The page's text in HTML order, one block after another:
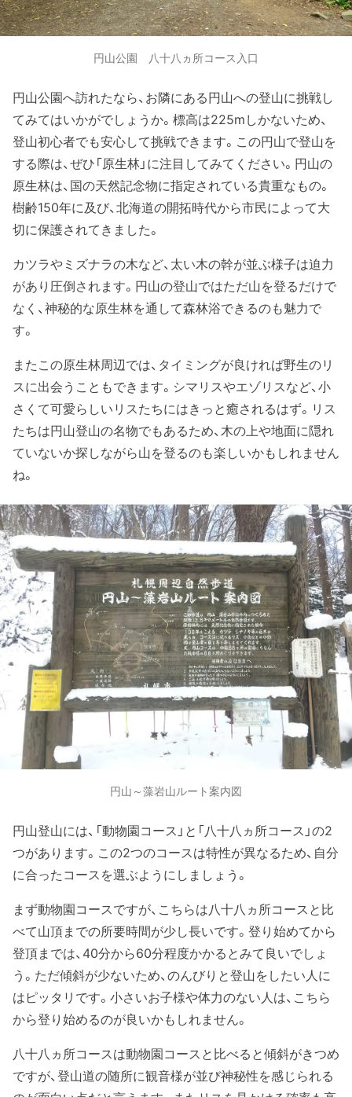
円山公園 八十八ヵ所コース入口
円山公園へ訪れたなら、お隣にある円山への登山に挑戦し
てみてはいかがでしょうか。標高は225mしかないため、
登山初心者でも安心して挑戦できます。この円山で登山を
する際は、ぜひ「原生林」に注目してみてください。円山の
原生林は、国の天然記念物に指定されている貴重なもの。
樹齢150年に及び、北海道の開拓時代から市民によって大
切に保護されてきました。
カツラやミズナラの木など、太い木の幹が並ぶ様子は迫力
があり圧倒されます。円山の登山ではただ山を登るだけで
なく、神秘的な原生林を通して森林浴できるのも魅力で
す。
またこの原生林周辺では、タイミングが良ければ野生のリ
スに出会うこともできます。シマリスやエゾリスなど、小
さくて可愛らしいリスたちにはきっと癒されるはず。リス
たちは円山登山の名物でもあるため、木の上や地面に隠れ
ていないか探しながら山を登るのも楽しいかもしれません
ね。
円山～藻岩山ルート案内図
円山登山には、「動物園コース」と「八十八ヵ所コース」の2
つがあります。この2つのコースは特性が異なるため、自分
に合ったコースを選ぶようにしましょう。
まず動物園コースですが、こちらは八十八ヵ所コースと比
べて山頂までの所要時間が少し長いです。登り始めてから
登頂までは、40分から60分程度かかるとみて良いでしょ
う。ただ傾斜が少ないため、のんびりと登山をしたい人に
はピッタリです。小さいお子様や体力のない人は、こちら
から登り始めるのが良いかもしれません。
八十八ヵ所コースは動物園コースと比べると傾斜がきつめ
ですが、登山道の随所に観音様が並び神秘性を感じられる